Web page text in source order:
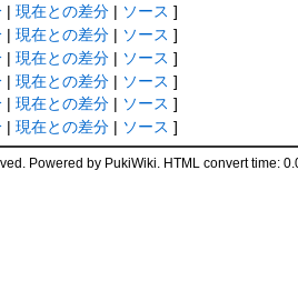
| 現在との差分| ソース ]
| 現在との差分| ソース ]
| 現在との差分| ソース ]
| 現在との差分| ソース ]
| 現在との差分| ソース ]
| 現在との差分| ソース ]
Powered by PukiWiki. HTML convert time: